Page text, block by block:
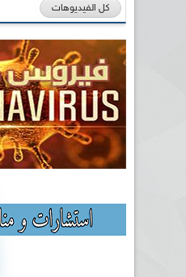
كل الفيديوهات